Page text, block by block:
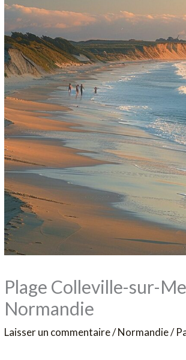
Plage Colleville-sur-
Normandie
Laisser un commentaire/Normandie/